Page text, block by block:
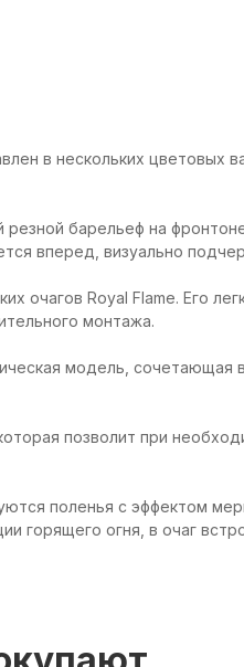
в нескольких цветовых
резной барельеф на
вперед, визуально
очагов Royal Flame. Его
монтажа.
модель, сочетающая
позволит при
поленья с эффектом
горящего огня, в очаг